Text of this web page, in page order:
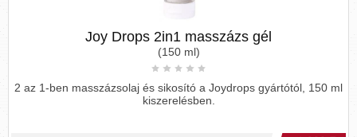
Joy Drops 2in1 masszázs gél
(150 ml)
2 az 1-ben masszázsolaj és sikosító a Joydrops gyártótól, 150 ml
kiszerelésben.